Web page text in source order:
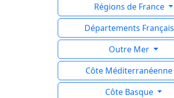
Régions de France
Départements Français
Outre Mer
Côte Méditerranéenne
Côte Basque